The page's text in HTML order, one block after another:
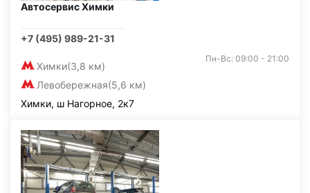
Автосервис Химки
+7 (495) 989-21-31
Химки(3,8 км)
Левобережная(5,6 км)
Пн-Вс: 09:00 - 21:00
Химки, ш Нагорное, 2к7